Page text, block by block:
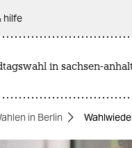
hilfe
in sachsen-
in Berlin